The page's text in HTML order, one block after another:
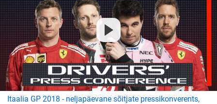
Itaalia GP 2018 - neljapäevane sõitjate pressikonverents,